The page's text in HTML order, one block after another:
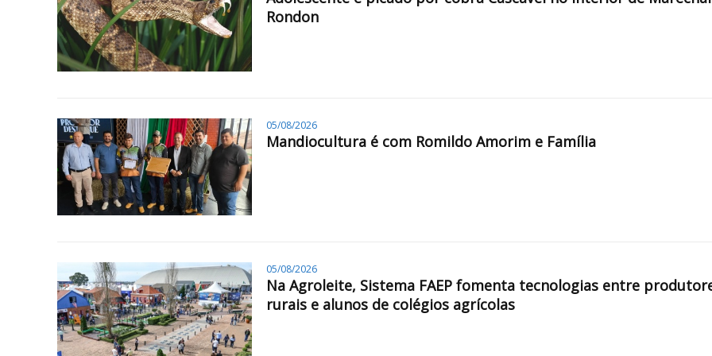
Rondon
05/08/2026
Mandiocultura é com Romildo Amorim e Família
05/08/2026
Na Agroleite, Sistema FAEP fomenta tecnologias entre
rurais e alunos de colégios agrícolas